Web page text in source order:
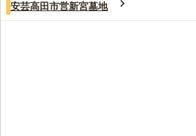
安芸高田市営新宮墓地